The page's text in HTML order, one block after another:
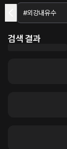
검색 결과